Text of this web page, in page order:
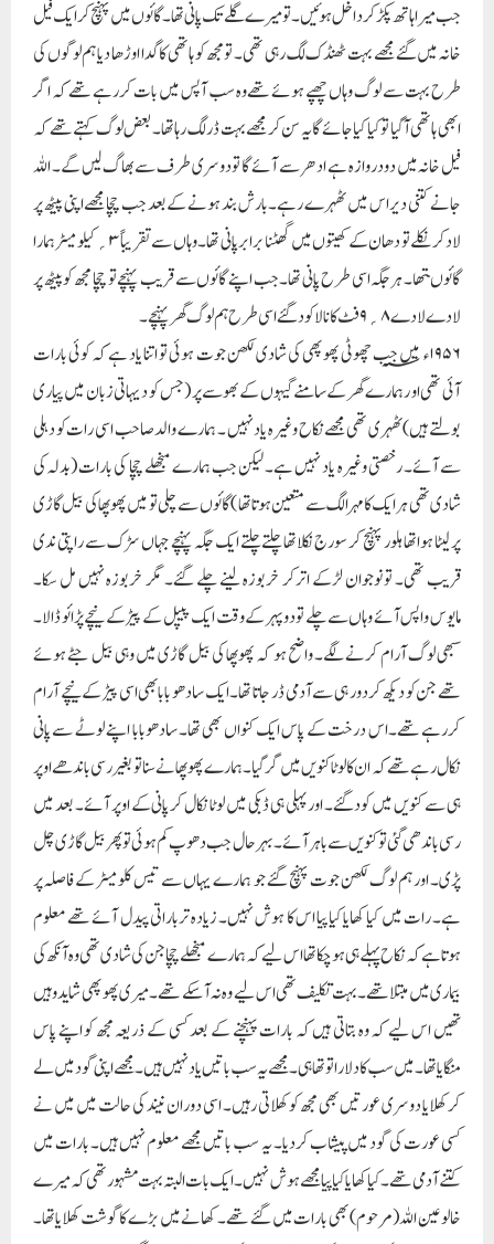
جب میرا ہاتھ پکڑکر داخل ہوئیں۔ تو میرے گلے تک پانی تھا۔ گائوں میں پہنچ کر ایک فیل
خانہ میں گئے مجھے بہت ٹھنڈک لگ رہی تھی۔ تو مجھ کو ہاتھی کا گدا اوڑھا دیا ہم لوگوں کی
طرح بہت سے لوگ وہاں چھپے ہوئے تھے وہ سب آپس میں بات کررہے تھے کہ اگر
ابھی ہاتھی آگیا تو کیا کیا جائے گا یہ سن کر مجھے بہت ڈر لگ رہاتھا ۔ بعض لوگ کہتے تھے کہ
فیل خانہ میں دودروازہ ہے ادھر سے آئے گا تو دوسری طرف سے بھاگ لیں گے۔ اللہ
جانے کتنی دیر اس میں ٹھہرے رہے۔ بارش بند ہونے کے بعد جب چچا مجھے اپنی پیٹھ پر
لاد کر نکلے تو دھان کے کھیتوں میں گھٹنا برابر پانی تھا۔ وہاں سے تقریباً ۳؍کیلومیٹر ہمارا
گائوںتھا۔ ہرجگہ اسی طرح پانی تھا۔ جب اپنے گائوں سے قریب پہنچے تو چچا مجھ کو پیٹھ پر
لادے لادے ۸؍۹فٹ کا نالا کود گئے اسی طرح ہم لوگ گھر پہنچے۔
۱۹۵۶ء؁میں جب چھوٹی پھوپھی کی شادی لکھن جوت ہوئی تو اتنا یاد ہے کہ کوئی بارات
آئی تھی او رہمارے گھر کے سامنے گیہوں کے بھوسے پر (جس کو دیہاتی زبان میں پیاری
بولتے ہیں) ٹھہری تھی مجھے نکاح وغیرہ یاد نہیں ۔ ہمارے والد صاحب اسی رات کو دہلی
سے آئے۔ رخصتی وغیرہ یاد نہیں ہے۔ لیکن جب ہمارے منجھلے چچا کی بارات (بدلہ کی
شادی تھی ہر ایک کا مہر الگ سے متعین ہوتا تھا ) گائوں سے چلی تو میں پھوپھا کی بیل گاڑی
پر لیٹا ہواتھا ہلور پہنچ کر سورج نکلا تھا چلتے چلتے ایک جگہ پہنچے جہاں سڑک سے راپتی ندی
قریب تھی۔ تو نوجوان لڑکے اترکر خربوزہ لینے چلے گئے۔ مگر خربوزہ نہیں مل سکا۔
مایوس واپس آئے وہاں سے چلے تو دوپہر کے وقت ایک پیپل کے پیڑ کے نیچے پڑائو ڈالا۔
سبھی لوگ آرام کرنے لگے۔ واضح ہو کہ پھوپھا کی بیل گاڑی میں وہی بیل جٹے ہوئے
تھے جن کو دیکھ کر دور ہی سے آدمی ڈر جاتا تھا۔ ایک سادھو بابابھی اسی پیڑ کے نیچے آرام
کررہے تھے۔اس درخت کے پاس ایک کنواں بھی تھا۔ سادھوبابا اپنے لوٹے سے پانی
نکال رہے تھے کہ ان کا لوٹا کنویں میں گر گیا۔ ہمارے پھوپھا نے سنا تو بغیر رسی باندھے اوپر
ہی سے کنویں میں کود گئے۔ اور پہلی ہی ڈبکی میں لوٹا نکال کر پانی کے اوپر آئے۔ بعد میں
رسی باندھی گئی تو کنویں سے باہر آئے۔ بہرحال جب دھوپ کم ہوئی تو پھر بیل گاڑی چل
پڑی۔ اور ہم لوگ لکھن جوت پہنچ گئے جو ہمارے یہاں سے تیس کلومیٹر کے فاصلہ پر
ہے۔ رات میں کیا کھایا کیا پیا اس کا ہوش نہیں۔ زیادہ ترباراتی پیدل آئے تھے معلوم
ہوتاہے کہ نکاح پہلے ہی ہوچکاتھا اس لیے کہ ہمارے منجھلے چچا جن کی شادی تھی وہ آنکھ کی
بیماری میں مبتلا تھے۔ بہت تکلیف تھی اس لیے وہ نہ آسکے تھے۔ میری پھوپھی شاید وہیں
تھیں اس لیے کہ وہ بتاتی ہیں کہ بارات پہنچنے کے بعد کسی کے ذریعہ مجھ کو اپنے پاس
منگایاتھا۔ میں سب کا دلارا تو تھا ہی۔ مجھے یہ سب باتیں یاد نہیں ہیں۔ مجھے اپنی گود میں لے
کر کھلایا دوسری عورتیں بھی مجھ کو کھلاتی رہیں۔ اسی دوران نیند کی حالت میں میں نے
کسی عورت کی گود میں پیشاب کردیا۔ یہ سب باتیں مجھے معلوم نہیں ہیں۔ بارات میں
کتنے آدمی تھے۔ کیا کھایا کیا پیا مجھے ہوش نہیں۔ ایک بات البتہ بہت مشہور تھی کہ میرے
خالوعین اللہ (مرحوم) بھی بارات میں گئے تھے۔ کھانے میں بڑے کا گوشت کھلایاتھا۔